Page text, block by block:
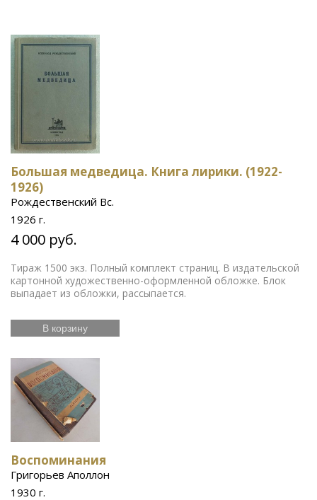
Большая медведица. Книга лирики. (1922-
1926)
Рождественский Вс.
1926 г.
4 000 руб.
Тираж 1500 экз. Полный комплект страниц. В издательской
картонной художественно-оформленной обложке. Блок
выпадает из обложки, рассыпается.
В корзину
Воспоминания
Григорьев Аполлон
1930 г.